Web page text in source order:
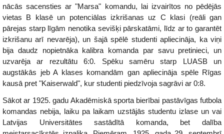
nācās sacensties ar "Marsa" komandu, lai izvairītos no pēdējās
vietas B klasē un potenciālas izkrišanas uz C klasi (reāli gan
pārejas starp līgām nenotika sevišķi pārskatāmi, līdz ar to garantēt
izkrišanu arī nevarēja), un šajā spēlē studenti apliecināja, ka viņi
bija daudz nopietnāka kalibra komanda par savu pretinieci, un
uzvarēja ar rezultātu 6:0. Spēku samēru starp LUASB un
augstākās jeb A klases komandām gan apliecināja spēle Rīgas
kausā pret "Kaiserwald", kur studenti piedzīvoja sagrāvi ar 0:8.
Sākot ar 1925. gadu Akadēmiskā sporta bierībai pastāvīgas futbola
komandas nebija, laiku pa laikam uzstājās studentu izlase un vai
Latvijas Universitātes sastādītā komanda, bet dalība